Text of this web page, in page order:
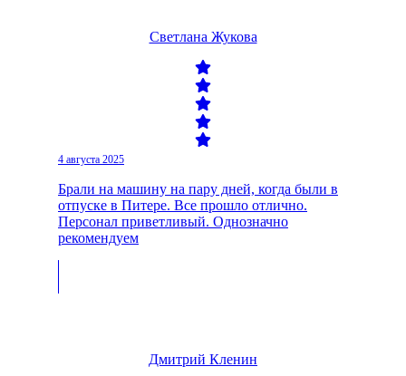
Светлана Жукова
4 августа 2025
Брали на машину на пару дней, когда были в
отпуске в Питере. Все прошло отлично.
Персонал приветливый. Однозначно
рекомендуем
Дмитрий Кленин